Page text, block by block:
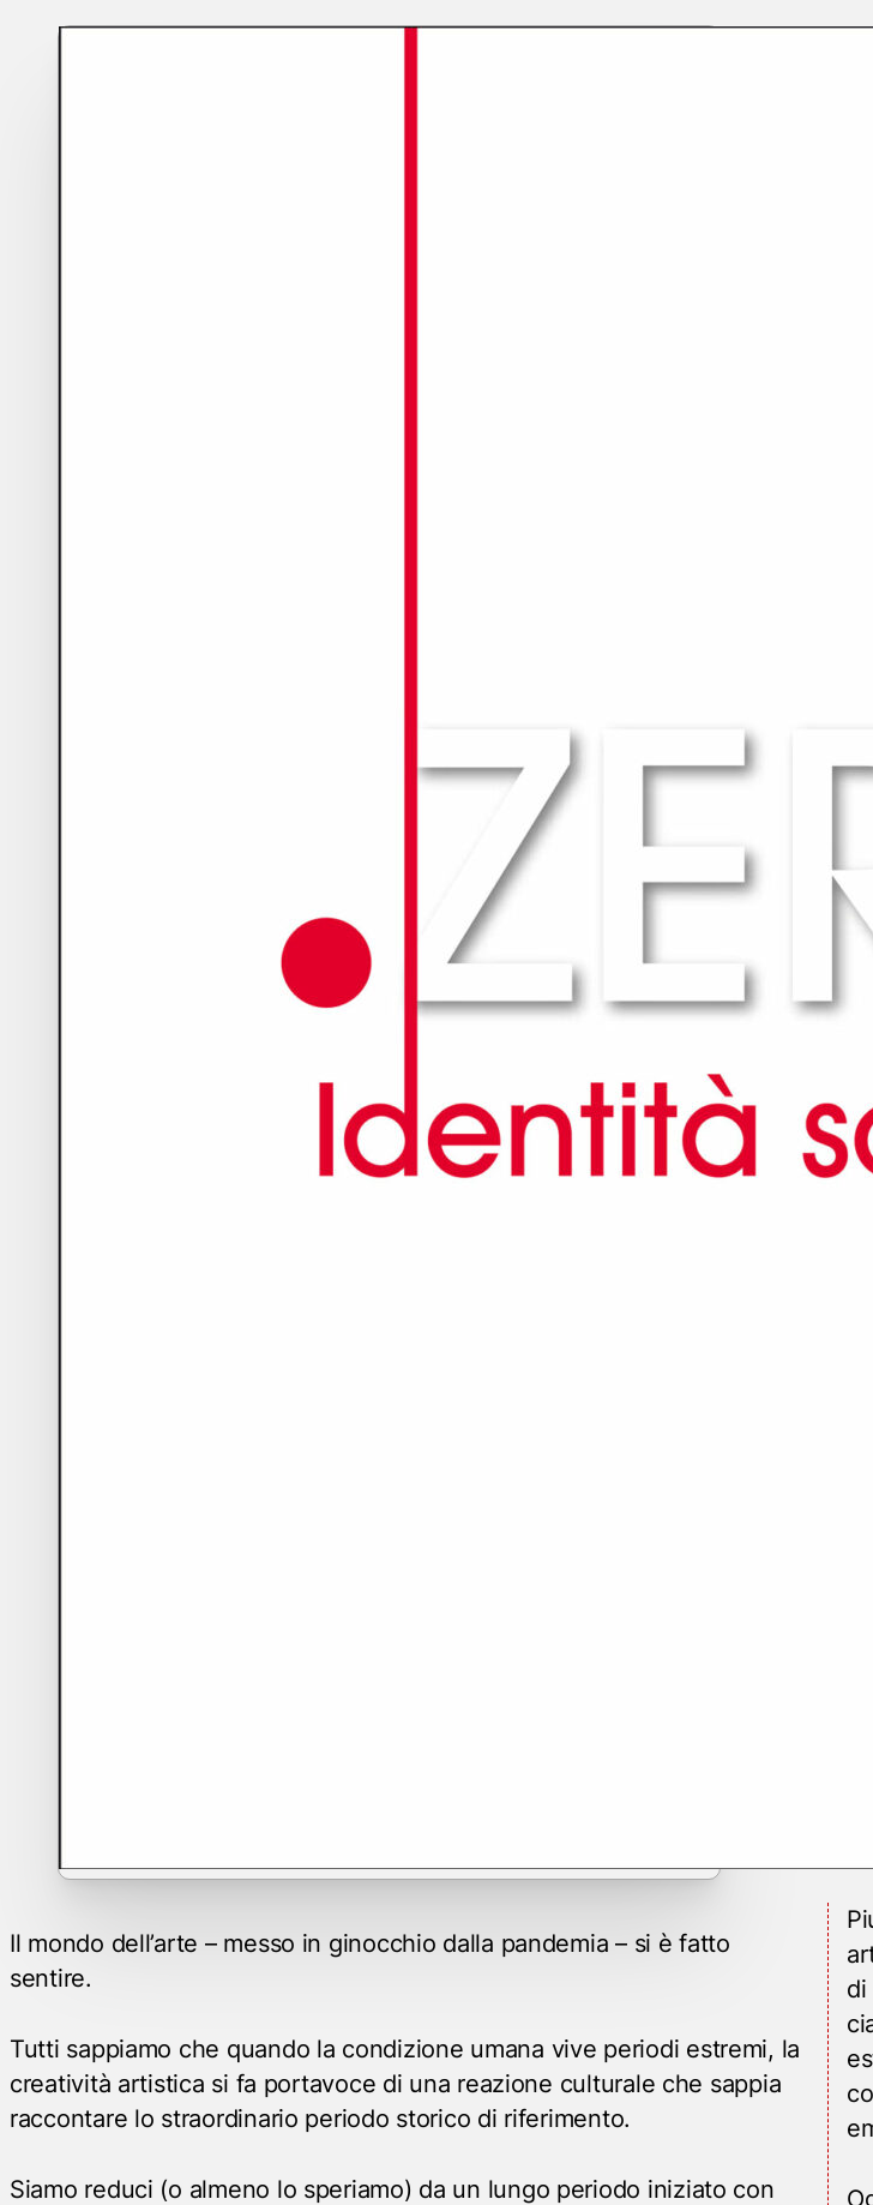
Il mondo dell’arte – messo in ginocchio dalla pandemia – si è fatto
sentire.
Tutti sappiamo che quando la condizione umana vive periodi estremi, la
creatività artistica si fa portavoce di una reazione culturale che sappia
raccontare lo straordinario periodo storico di riferimento.
Siamo reduci (o almeno lo speriamo) da un lungo periodo iniziato con
di